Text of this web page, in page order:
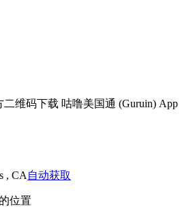
维码下载 咕噜美国通 (Guruin) App
, CA 自动获取
位置